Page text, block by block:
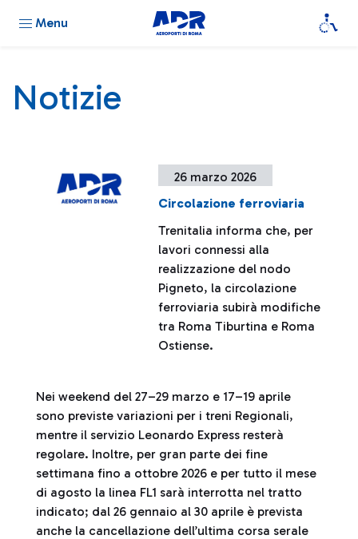
Menu
Notizie
26 marzo 2026
Circolazione ferroviaria
Trenitalia informa che, per
lavori connessi alla
realizzazione del nodo
Pigneto, la circolazione
ferroviaria subirà modifiche
tra Roma Tiburtina e Roma
Ostiense.
Nei weekend del 27–29 marzo e 17–19 aprile
sono previste variazioni per i treni Regionali,
mentre il servizio Leonardo Express resterà
regolare. Inoltre, per gran parte dei fine
settimana fino a ottobre 2026 e per tutto il mese
di agosto la linea FL1 sarà interrotta nel tratto
indicato; dal 26 gennaio al 30 aprile è prevista
anche la cancellazione dell’ultima corsa serale